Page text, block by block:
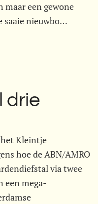
een gewone
saaie nieuwbo…
drie
het Kleintje
hoe de ABN/AMRO
via twee
een mega-